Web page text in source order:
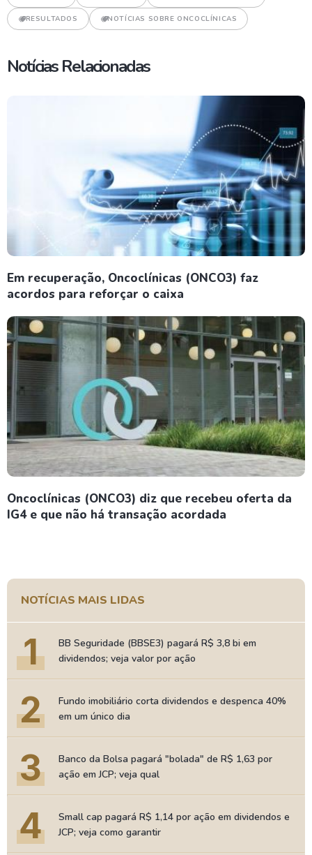
RESULTADOS NOTÍCIAS SOBRE ONCOCLÍNICAS
Notícias Relacionadas
Em recuperação, Oncoclínicas (ONCO3) faz
acordos para reforçar o caixa
Oncoclínicas (ONCO3) diz que recebeu oferta da
IG4 e que não há transação acordada
NOTÍCIAS MAIS LIDAS
1
BB Seguridade (BBSE3) pagará R$ 3,8 bi em
dividendos; veja valor por ação
2
Fundo imobiliário corta dividendos e despenca 40%
em um único dia
3
Banco da Bolsa pagará "bolada" de R$ 1,63 por
ação em JCP; veja qual
4
Small cap pagará R$ 1,14 por ação em dividendos e
JCP; veja como garantir